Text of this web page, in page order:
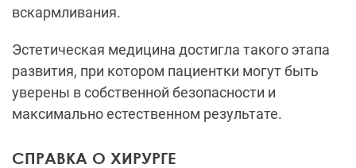
вскармливания.
Эстетическая медицина достигла такого этапа
развития, при котором пациентки могут быть
уверены в собственной безопасности и
максимально естественном результате.
СПРАВКА О ХИРУРГЕ